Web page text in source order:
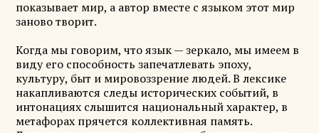
показывает мир, а автор вместе с языком этот мир
заново творит.
Когда мы говорим, что язык — зеркало, мы имеем в
виду его способность запечатлевать эпоху,
культуру, быт и мировоззрение людей. В лексике
накапливаются следы исторических событий, в
интонациях слышится национальный характер, в
метафорах прячется коллективная память.